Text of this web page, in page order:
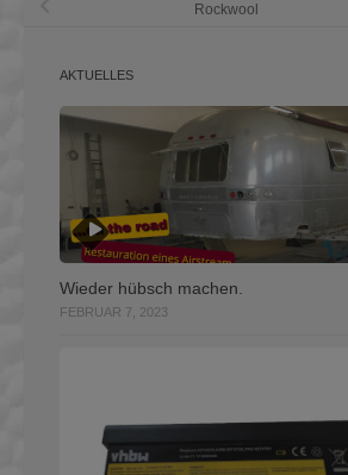
Rockwool
AKTUELLES
Wieder hübsch machen.
FEBRUAR 7, 2023